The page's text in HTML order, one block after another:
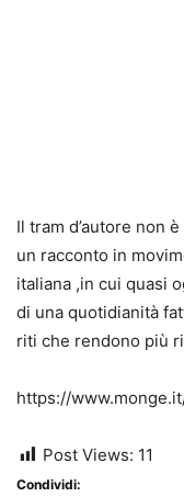
Il tram d’autore non
un racconto in
italiana ,in cui quasi
di una quotidianità
riti che rendono più
https://
Post Views: 11
Condividi: